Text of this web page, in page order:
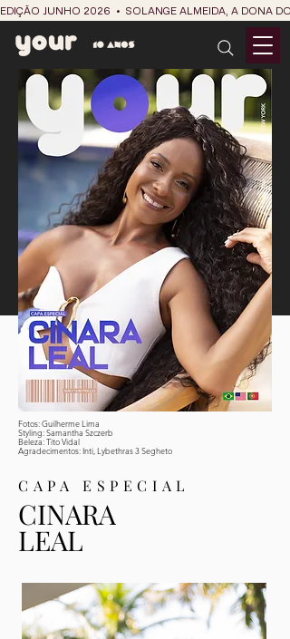
EDIÇÃO JUNHO 2026  •  SOLANGE ALMEIDA, A DONA
Fotos: Guilherme Lima
Styling: Samantha Szczerb
Beleza: Tito Vidal
Agradecimentos: Inti, Lybethras 3 Segheto
CAPA ESPECIAL
CINARA
LEAL